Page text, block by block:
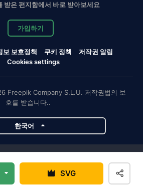
SVG
받은 편지함에서 바로 받아보세요
가입하기
보 보호정책 쿠키 정책
저작권 알림
Cookies settings
Freepik Company S.L.U. 저작권법의 보
호를 받습니다..
한국어